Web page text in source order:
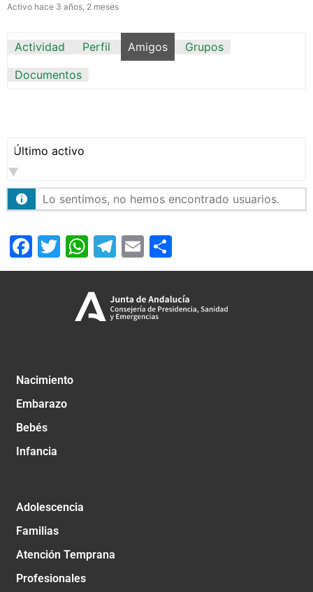
Activo hace 3 años, 2 meses
Actividad Perfil Amigos
Grupos
Documentos
Mostrar:
Lo sentimos, no hemos encontrado usuarios.
Facebook
Twitter
WhatsApp
Telegram
Email
Nacimiento
Embarazo
Bebés
Infancia
Adolescencia
Familias
Atención Temprana
Profesionales